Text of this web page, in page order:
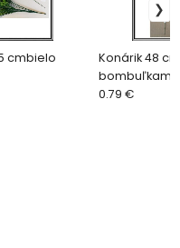
cmbielo
Konárik 48
bombuľkami
0.79 €